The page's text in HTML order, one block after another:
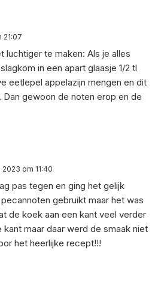
21:07
luchtiger te maken: Als je alles
in een apart glaasje 1/2 tl
eetlepel appelazijn mengen en dit
gewoon de noten erop en de
2023 om 11:40
pas tegen en ging het gelijk
gebruikt maar het was
de koek aan een kant veel verder
kant maar daar werd de smaak niet
het heerlijke recept!!!